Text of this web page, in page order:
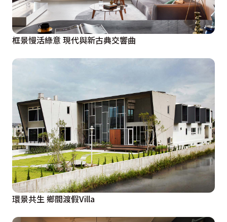
框景慢活綠意 現代與新古典交響曲
環景共生 鄉間渡假Villa